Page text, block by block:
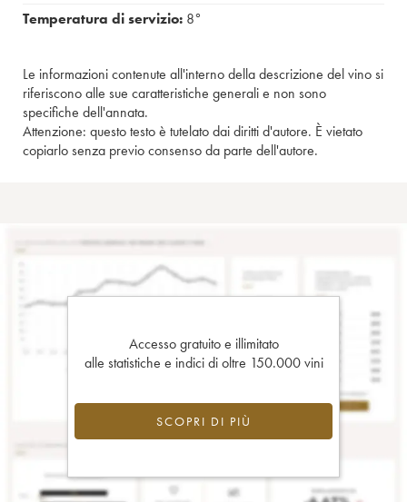
Temperatura di servizio: 8°
Le informazioni contenute all'interno della descrizione del vino si
riferiscono alle sue caratteristiche generali e non sono
specifiche dell'annata.
Attenzione: questo testo è tutelato dai diritti d'autore. È vietato
copiarlo senza previo consenso da parte dell'autore.
Accesso gratuito e illimitato
alle statistiche e indici di oltre 150.000 vini
SCOPRI DI PIÙ